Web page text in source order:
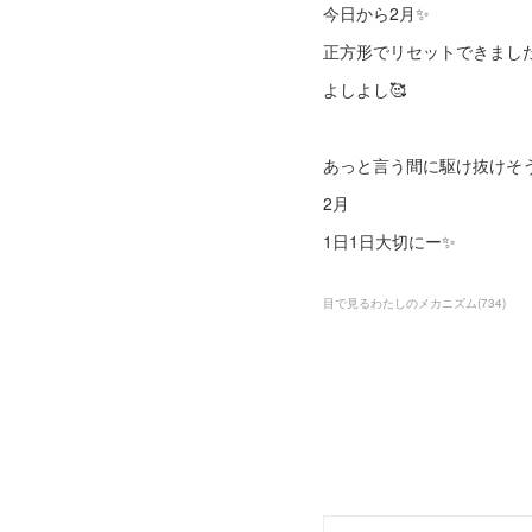
今日から2月✨
正方形でリセットできまし
よしよし🥰
あっと言う間に駆け抜けそ
2月
1日1日大切にー✨
目で見るわたしのメカニズム(734)